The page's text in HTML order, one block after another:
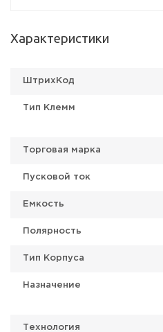
Характеристики
ШтрихКод
Тип Клемм
Торговая марка
Пусковой ток
Емкость
Полярность
Тип Корпуса
Назначение
Технология